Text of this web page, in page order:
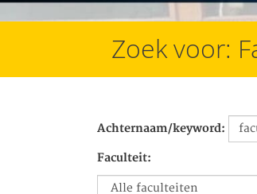
Zoek voor:
Achternaam/keyword:
Faculteit: